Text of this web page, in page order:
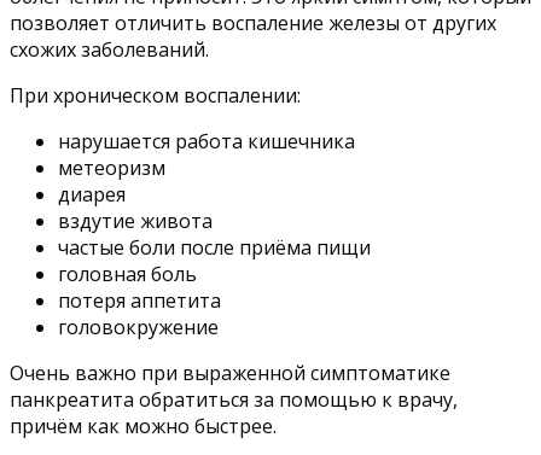
позволяет отличить воспаление железы от других
схожих заболеваний.
При хроническом воспалении:
нарушается работа кишечника
метеоризм
диарея
вздутие живота
частые боли после приёма пищи
головная боль
потеря аппетита
головокружение
Очень важно при выраженной симптоматике
панкреатита обратиться за помощью к врачу,
причём как можно быстрее.